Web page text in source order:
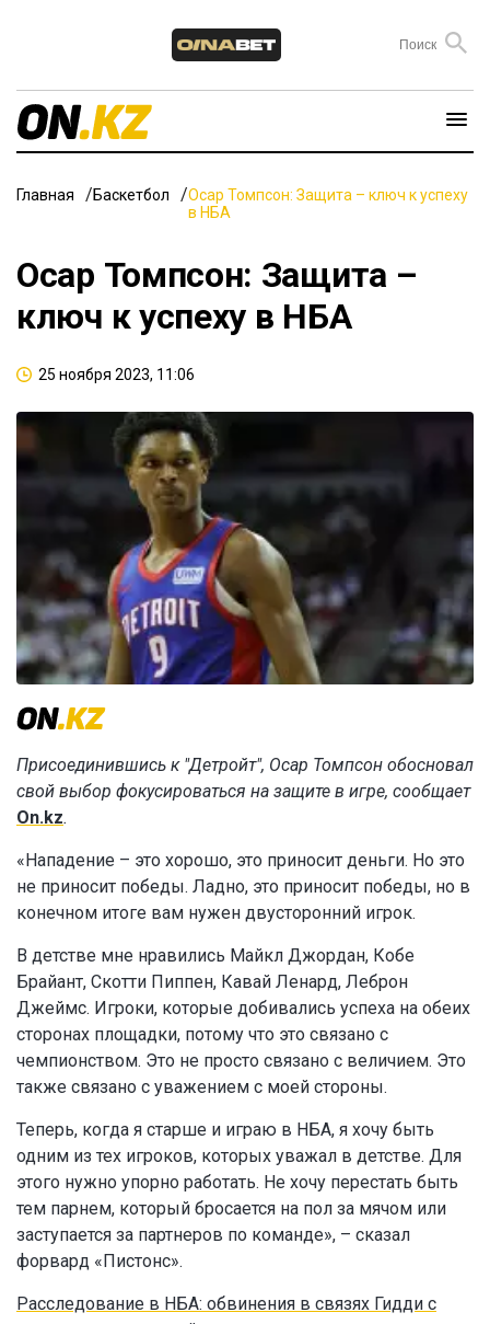
Главная Баскетбол
Осар Томпсон: Защита – ключ к успеху
в НБА
Осар Томпсон: Защита –
ключ к успеху в НБА
25 ноября 2023, 11:06
Присоединившись к "Детройт", Осар Томпсон обосновал
свой выбор фокусироваться на защите в игре, сообщает
On.kz.
«Нападение – это хорошо, это приносит деньги. Но это
не приносит победы. Ладно, это приносит победы, но в
конечном итоге вам нужен двусторонний игрок.
В детстве мне нравились Майкл Джордан, Кобе
Брайант, Скотти Пиппен, Кавай Ленард, Леброн
Джеймс. Игроки, которые добивались успеха на обеих
сторонах площадки, потому что это связано с
чемпионством. Это не просто связано с величием. Это
также связано с уважением с моей стороны.
Теперь, когда я старше и играю в НБА, я хочу быть
одним из тех игроков, которых уважал в детстве. Для
этого нужно упорно работать. Не хочу перестать быть
тем парнем, который бросается на пол за мячом или
заступается за партнеров по команде», – сказал
форвард «Пистонс».
Расследование в НБА: обвинения в связях Гидди с